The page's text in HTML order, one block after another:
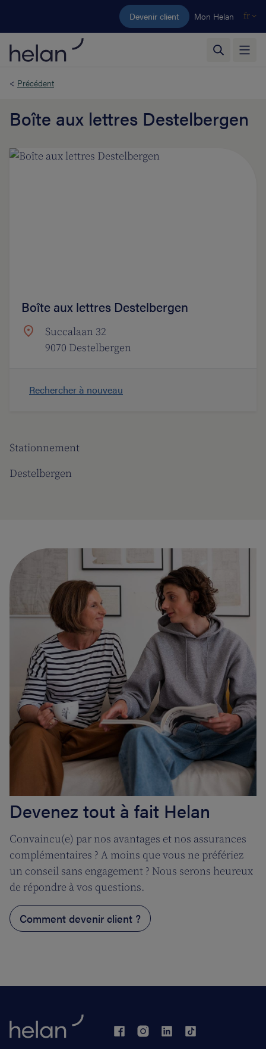
Aller au contenu principal
Devenir client Mon Helan fr
< Précédent
Boîte aux lettres Destelbergen
Stationnement
Destelbergen
Boîte aux lettres Destelbergen
Succalaan 32
9070 Destelbergen
Rechercher à nouveau
Devenez tout à fait Helan
Convaincu(e) par nos avantages et nos assurances
complémentaires ? A moins que vous ne préfériez
un conseil sans engagement ? Nous serons heureux
de répondre à vos questions.
Comment devenir client ?